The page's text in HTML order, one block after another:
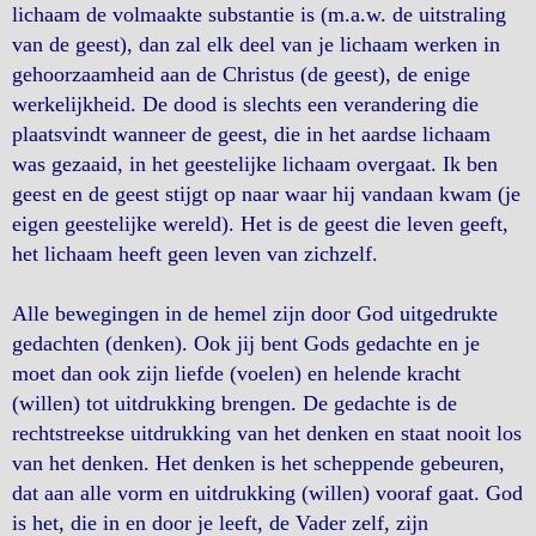
lichaam de volmaakte substantie is (m.a.w. de uitstraling
van de geest), dan zal elk deel van je lichaam werken in
gehoorzaamheid aan de Christus (de geest), de enige
werkelijkheid. De dood is slechts een verandering die
plaatsvindt wanneer de geest, die in het aardse lichaam
was gezaaid, in het geestelijke lichaam overgaat. Ik ben
geest en de geest stijgt op naar waar hij vandaan kwam (je
eigen geestelijke wereld). Het is de geest die leven geeft,
het lichaam heeft geen leven van zichzelf.
Alle bewegingen in de hemel zijn door God uitgedrukte
gedachten (denken). Ook jij bent Gods gedachte en je
moet dan ook zijn liefde (voelen) en helende kracht
(willen) tot uitdrukking brengen. De gedachte is de
rechtstreekse uitdrukking van het denken en staat nooit los
van het denken. Het denken is het scheppende gebeuren,
dat aan alle vorm en uitdrukking (willen) vooraf gaat. God
is het, die in en door je leeft, de Vader zelf, zijn